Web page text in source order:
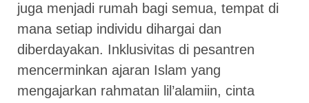
juga menjadi rumah bagi semua, tempat di
mana setiap individu dihargai dan
diberdayakan. Inklusivitas di pesantren
mencerminkan ajaran Islam yang
mengajarkan rahmatan lil’alamiin, cinta